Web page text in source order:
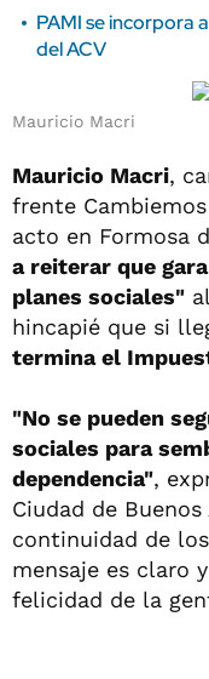
PAMI se incorpora
del ACV
Mauricio Macri
Mauricio Macri,
frente
acto en Formosa
a reiterar que
planes sociales"
hincapié que si
termina el
"No se pueden
sociales para
dependencia",
Ciudad de
continuidad de
mensaje es claro
felicidad de la